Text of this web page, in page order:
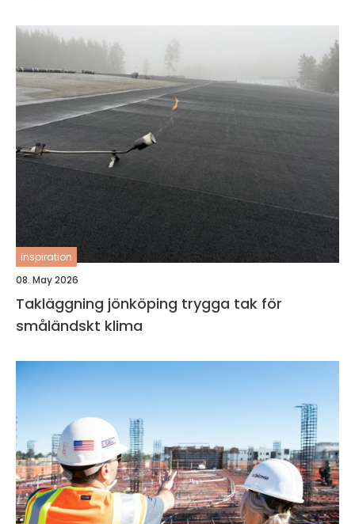
inspiration
08. May 2026
Takläggning jönköping trygga tak för
småländskt klima